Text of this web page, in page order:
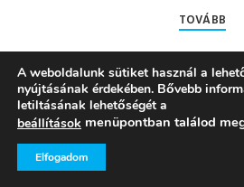
TOVÁBB
A weboldalunk sütiket használ a
nyújtásának érdekében. Bővebb
letiltásának lehetőségét a
beállítások menüpontban találod
Elfogadom